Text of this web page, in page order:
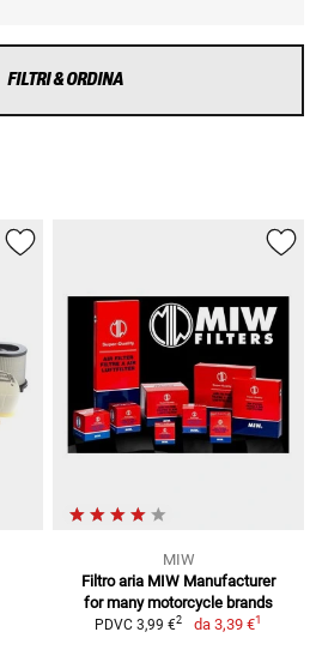
FILTRI & ORDINA
MIW
Filtro aria MIW Manufacturer
for many motorcycle brands
PDVC 3,99 €2 da 3,39 €1